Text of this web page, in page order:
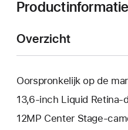
Productinformatie
Overzicht
Oorspronkelijk op de
13,6‑inch Liquid
12MP Center Stage-